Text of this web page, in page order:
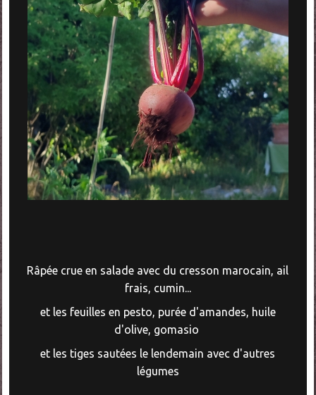
Râpée crue en salade avec du cresson marocain, ail
frais, cumin...
et les feuilles en pesto, purée d'amandes, huile
d'olive, gomasio
et les tiges sautées le lendemain avec d'autres
légumes